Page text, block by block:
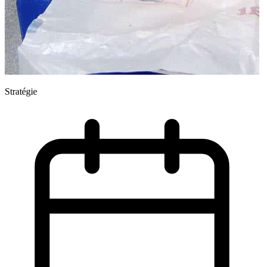
Stratégie